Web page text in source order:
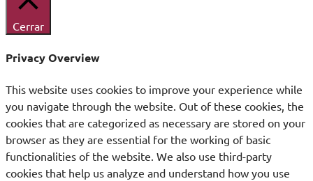
Cerrar
Privacy Overview
This website uses cookies to improve your experience while
you navigate through the website. Out of these cookies, the
cookies that are categorized as necessary are stored on your
browser as they are essential for the working of basic
functionalities of the website. We also use third-party
cookies that help us analyze and understand how you use